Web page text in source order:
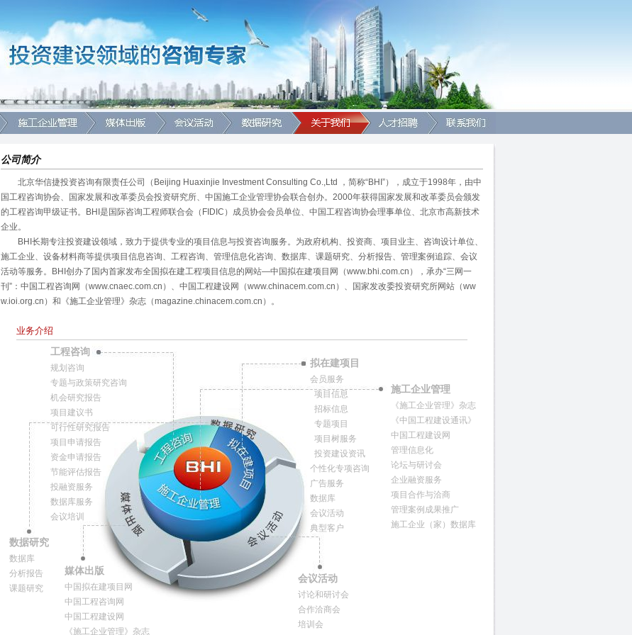
公司简介
北京华信捷投资咨询有限责任公司（Beijing Huaxinjie Investment Consulting Co.,Ltd ，简称“BHI”），成立于1998年，由中
国工程咨询协会、国家发展和改革委员会投资研究所、中国施工企业管理协会联合创办。2000年获得国家发展和改革委员会颁发
的工程咨询甲级证书。BHI是国际咨询工程师联合会（FIDIC）成员协会会员单位、中国工程咨询协会理事单位、北京市高新技术
企业。
BHI长期专注投资建设领域，致力于提供专业的项目信息与投资咨询服务。为政府机构、投资商、项目业主、咨询设计单位、
施工企业、设备材料商等提供项目信息咨询、工程咨询、管理信息化咨询、数据库、课题研究、分析报告、管理案例追踪、会议
活动等服务。BHI创办了国内首家发布全国拟在建工程项目信息的网站—中国拟在建项目网（www.bhi.com.cn），承办“三网一
刊”：中国工程咨询网（www.cnaec.com.cn）、中国工程建设网（www.chinacem.com.cn）、国家发改委投资研究所网站（ww
w.ioi.org.cn）和《施工企业管理》杂志（magazine.chinacem.com.cn）。
业务介绍
拟在建项目
会员服务
项目信息
招标信息
专题项目
项目树服务
投资建设资讯
个性化专项咨询
广告服务
数据库
会议活动
典型客户
工程咨询
规划咨询
专题与政策研究咨询
机会研究报告
项目建议书
可行性研究报告
项目申请报告
资金申请报告
节能评估报告
投融资服务
数据库服务
会议培训
施工企业管理
《施工企业管理》杂志
《中国工程建设通讯》
中国工程建设网
管理信息化
论坛与研讨会
企业融资服务
项目合作与洽商
管理案例成果推广
施工企业（家）数据库
会议活动
讨论和研讨会
合作洽商会
培训会
媒体出版
中国拟在建项目网
中国工程咨询网
中国工程建设网
《施工企业管理》杂志
数据研究
数据库
分析报告
课题研究